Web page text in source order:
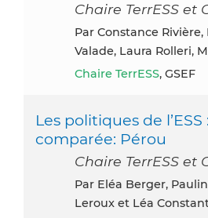
Chaire TerrESS et
par Constance Rivière, Léa Ringeval, Luce
Valade, Laura Rolleri,
Chaire TerrESS, GSEF
Les politiques de
comparée: Pérou
Chaire TerrESS et
par Eléa Berger, Pauline Ferreira, Nina
Leroux et Léa